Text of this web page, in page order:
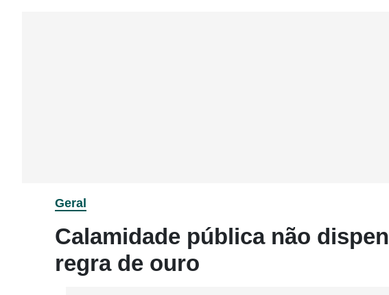
Geral
Calamidade pública não
regra de ouro